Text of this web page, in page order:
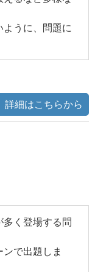
うに、問題に
詳細はこちらから
く登場する問
で出題しま